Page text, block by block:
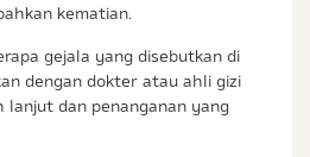
kematian.
gejala yang disebutkan di
dengan dokter atau ahli gizi
lanjut dan penanganan yang